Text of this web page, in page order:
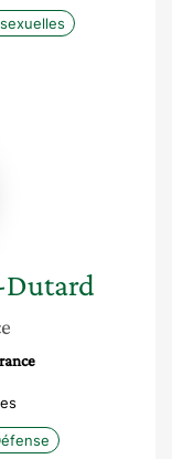
Dutard